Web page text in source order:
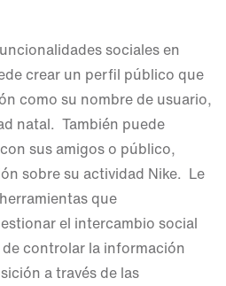
sociales en
crear un perfil público que
como su nombre de usuario,
natal. También puede
sus amigos o público,
sobre su actividad Nike. Le
que
el intercambio social
controlar la información
a través de las